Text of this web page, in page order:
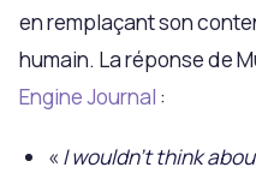
en remplaçant son
humain. La réponse de
Engine Journal :
« I wouldn’t think